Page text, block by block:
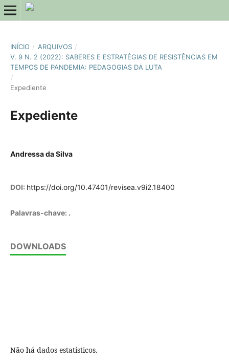
INÍCIO / ARQUIVOS /
V. 9 N. 2 (2022): SABERES E ESTRATÉGIAS DE RESISTÊNCIAS EM
TEMPOS DE PANDEMIA: PEDAGOGIAS DA LUTA
/
Expediente
Expediente
Andressa da Silva
DOI: https://doi.org/10.47401/revisea.v9i2.18400
Palavras-chave: .
DOWNLOADS
Não há dados estatísticos.